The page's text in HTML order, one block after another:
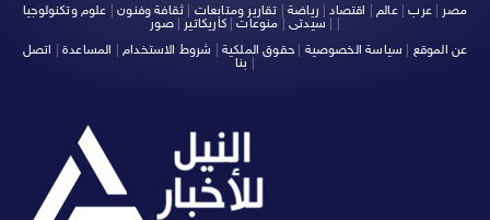
مصر |عرب|عالم| اقتصاد| رياضة تقارير ومتابعات ثقافة وفنون| علوم وتكنولوجيا
سيدتى| منوعات|كاريكاتير |صور
عن الموقع
سياسة الخصوصية حقوق الملكية شروط الاستخدام المساعدة
اتصل
بنا